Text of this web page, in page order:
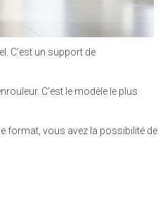
C’est un support de
C’est le modèle le plus
format, vous avez la possibilité de